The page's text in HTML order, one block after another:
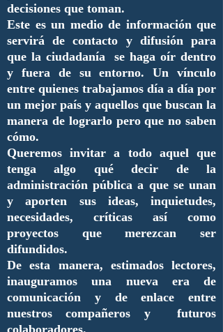
decisiones que toman.
Este es un medio de información que
servirá de contacto y difusión para
que la ciudadanía se haga oír dentro
y fuera de su entorno. Un vínculo
entre quienes trabajamos día a día por
un mejor país y aquellos que buscan la
manera de lograrlo pero que no saben
cómo.
Queremos invitar a todo aquel que
tenga algo qué decir de la
administración pública a que se unan
y aporten sus ideas, inquietudes,
necesidades, críticas así como
proyectos que merezcan ser
difundidos.
De esta manera, estimados lectores,
inauguramos una nueva era de
comunicación y de enlace entre
nuestros compañeros y futuros
colaboradores.